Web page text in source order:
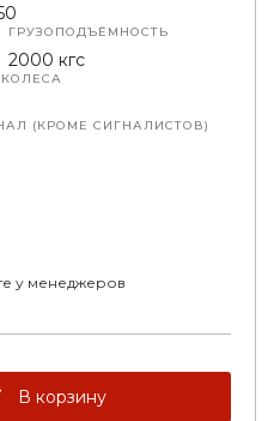
ГРУЗОПОДЪЁМНОСТЬ
2000 кгс
(КРОМЕ СИГНАЛИСТОВ)
у менеджеров
В корзину